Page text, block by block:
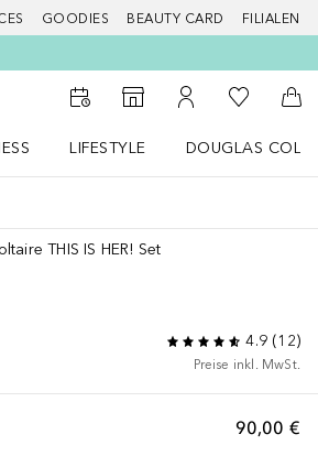
GOODIES BEAUTY CARD FILIALEN
Zum Storefinder
Zu Meinem
Zu Meiner
LIFESTYLE
DOUGLAS
THIS IS HER! Set
4.9(12)
Preise inkl. MwSt.
90,00 €